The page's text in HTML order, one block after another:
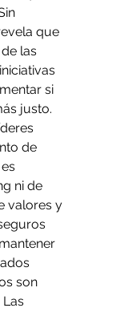
que
las
si
justo.
de
ni de
valores y
son
Las